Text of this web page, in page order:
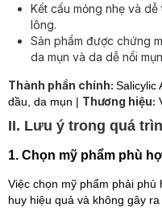
Kết cấu mỏng nhẹ và
lông.
Sản phẩm được chứng
da mụn và da dễ nổi
Thành phần chính: Salicylic
dầu, da mụn | Thương hiệu:
II. Lưu ý trong quá
1. Chọn mỹ phẩm phù
Việc chọn mỹ phẩm phải
huy hiệu quả và không gây ra